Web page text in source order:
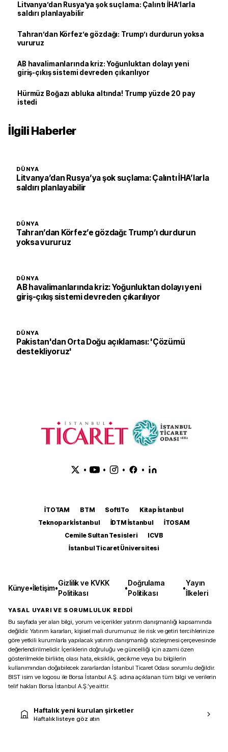
Litvanya’dan Rusya’ya şok suçlama: Çalıntı İHA’larla
saldırı planlayabilir
Tahran’dan Körfez’e gözdağı: Trump’ı durdurun yoksa
vururuz
AB havalimanlarında kriz: Yoğunluktan dolayı yeni
giriş-çıkış sistemi devreden çıkarılıyor
Hürmüz Boğazı abluka altında! Trump yüzde 20 pay
istedi
İlgili Haberler
DÜNYA
Litvanya’dan Rusya’ya şok suçlama: Çalıntı İHA’larla
saldırı planlayabilir
DÜNYA
Tahran’dan Körfez’e gözdağı: Trump’ı durdurun
yoksa vururuz
DÜNYA
AB havalimanlarında kriz: Yoğunluktan dolayı yeni
giriş-çıkış sistemi devreden çıkarılıyor
DÜNYA
Pakistan'dan Orta Doğu açıklaması: 'Çözümü
destekliyoruz'
• • • •
İTOTAM BTM SoftITo
Kitap İstanbul
Teknopark İstanbul
İDTM İstanbul
İTOSAM
Cemile Sultan Tesisleri
ICVB
İstanbul Ticaret Üniversitesi
Künye•İletişim•
Gizlilik ve KVKK
Politikası
•
Doğrulama
Politikası
•
Yayın
İlkeleri
YASAL UYARI VE SORUMLULUK REDDİ
Bu sayfada yer alan bilgi, yorum ve içerikler yatırım danışmanlığı kapsamında
değildir. Yatırım kararları, kişisel mali durumunuz ile risk ve getiri tercihlerinize
göre yetkili kurumlarla yapılacak yatırım danışmanlığı sözleşmesi çerçevesinde
değerlendirilmelidir. İçeriklerin doğruluğu ve güncelliği için azami özen
gösterilmekle birlikte, olası hata, eksiklik, gecikme veya bu bilgilerin
kullanımından doğabilecek zararlardan İstanbul Ticaret Odası sorumlu değildir.
BIST isim ve logosu ile Borsa İstanbul A.Ş. adına açıklanan tüm bilgi ve verilerin
telif hakları Borsa İstanbul A.Ş.’ye aittir.
Haftalık yeni kurulan şirketler
Haftalık listeye göz atın